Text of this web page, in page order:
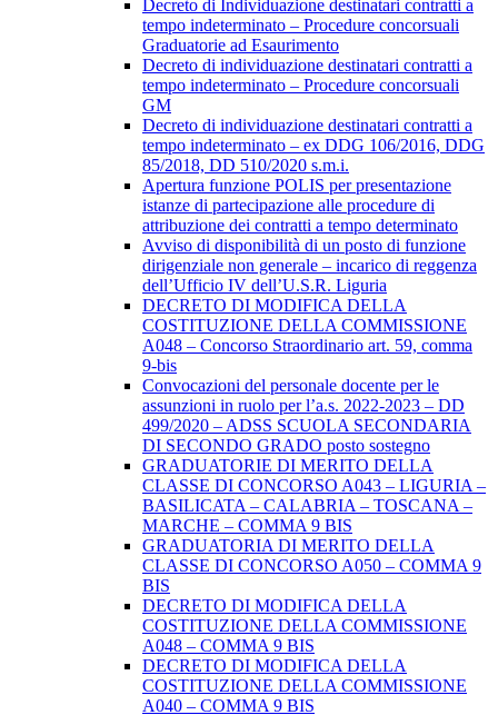
Decreto di Individuazione destinatari contratti a
tempo indeterminato – Procedure concorsuali
Graduatorie ad Esaurimento
Decreto di individuazione destinatari contratti a
tempo indeterminato – Procedure concorsuali
GM
Decreto di individuazione destinatari contratti a
tempo indeterminato – ex DDG 106/2016, DDG
85/2018, DD 510/2020 s.m.i.
Apertura funzione POLIS per presentazione
istanze di partecipazione alle procedure di
attribuzione dei contratti a tempo determinato
Avviso di disponibilità di un posto di funzione
dirigenziale non generale – incarico di reggenza
dell’Ufficio IV dell’U.S.R. Liguria
DECRETO DI MODIFICA DELLA
COSTITUZIONE DELLA COMMISSIONE
A048 – Concorso Straordinario art. 59, comma
9-bis
Convocazioni del personale docente per le
assunzioni in ruolo per l’a.s. 2022-2023 – DD
499/2020 – ADSS SCUOLA SECONDARIA
DI SECONDO GRADO posto sostegno
GRADUATORIE DI MERITO DELLA
CLASSE DI CONCORSO A043 – LIGURIA –
BASILICATA – CALABRIA – TOSCANA –
MARCHE – COMMA 9 BIS
GRADUATORIA DI MERITO DELLA
CLASSE DI CONCORSO A050 – COMMA 9
BIS
DECRETO DI MODIFICA DELLA
COSTITUZIONE DELLA COMMISSIONE
A048 – COMMA 9 BIS
DECRETO DI MODIFICA DELLA
COSTITUZIONE DELLA COMMISSIONE
A040 – COMMA 9 BIS